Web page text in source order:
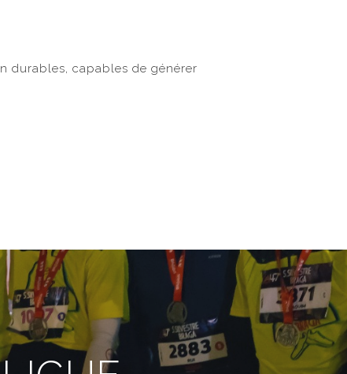
durables, capables de générer